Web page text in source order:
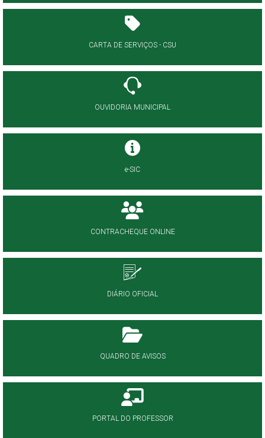
CARTA DE SERVIÇOS - CSU
OUVIDORIA MUNICIPAL
e-SIC
CONTRACHEQUE ONLINE
DIÁRIO OFICIAL
QUADRO DE AVISOS
PORTAL DO PROFESSOR